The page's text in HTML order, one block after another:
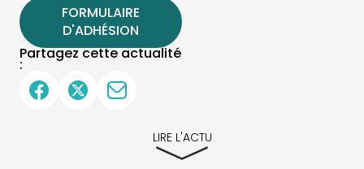
FORMULAIRE
D'ADHÉSION
Partagez cette actualité
:
LIRE L'ACTU